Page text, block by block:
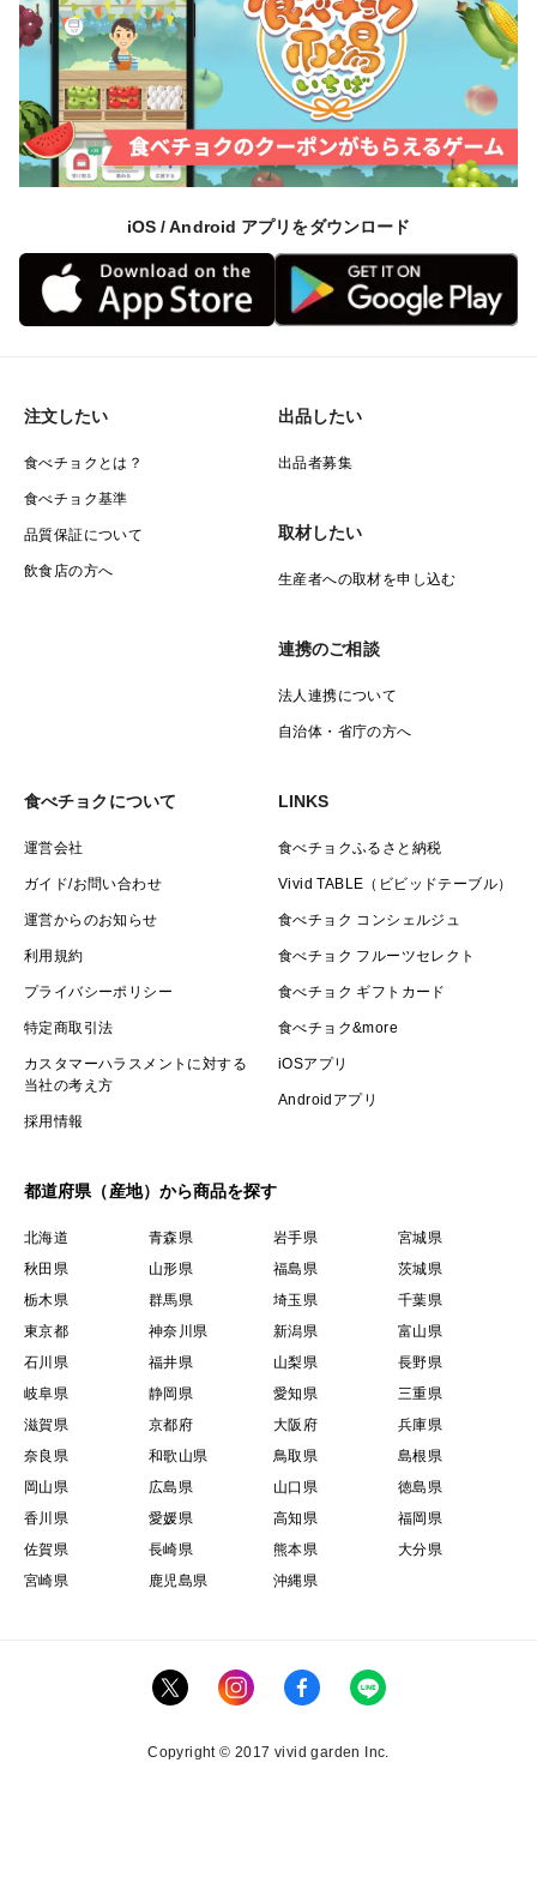
iOS / Android アプリをダウンロード
注文したい
食べチョクとは？
食べチョク基準
品質保証について
飲食店の方へ
出品したい
出品者募集
取材したい
生産者への取材を申し込む
連携のご相談
法人連携について
自治体・省庁の方へ
食べチョクについて
運営会社
ガイド/お問い合わせ
運営からのお知らせ
利用規約
プライバシーポリシー
特定商取引法
カスタマーハラスメントに対する
当社の考え方
採用情報
LINKS
食べチョクふるさと納税
Vivid TABLE（ビビッドテーブル）
食べチョク コンシェルジュ
食べチョク フルーツセレクト
食べチョク ギフトカード
食べチョク&more
iOSアプリ
Androidアプリ
都道府県（産地）から商品を探す
北海道 青森県 岩手県
宮城県
秋田県
山形県 福島県
茨城県
栃木県
群馬県 埼玉県
千葉県
東京都
神奈川県 新潟県
富山県
石川県
福井県 山梨県
長野県
岐阜県
静岡県 愛知県
三重県
滋賀県
京都府 大阪府
兵庫県
奈良県
和歌山県 鳥取県
島根県
岡山県
広島県 山口県
徳島県
香川県
愛媛県 高知県
福岡県
佐賀県
長崎県 熊本県
大分県
宮崎県
鹿児島県 沖縄県
Copyright © 2017 vivid garden Inc.